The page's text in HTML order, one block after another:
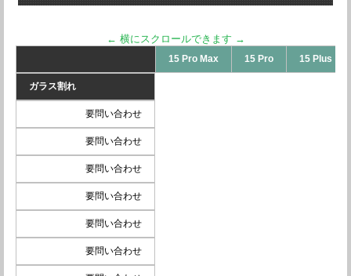
15 Pro Max 15 Pro 15 Plus
ガラス割れ
要問い合わせ
要問い合わせ
要問い合わせ
要問い合わせ
要問い合わせ
要問い合わせ